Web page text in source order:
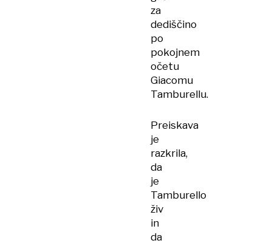
za
dediščino
po
pokojnem
očetu
Giacomu
Tamburellu.
Preiskava
je
razkrila,
da
je
Tamburello
živ
in
da